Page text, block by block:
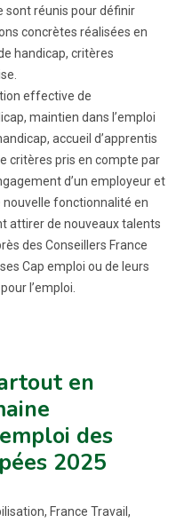
sont réunis pour définir
concrètes réalisées en
handicap, critères
effective de
maintien dans l’emploi
accueil d’apprentis
critères pris en compte par
d’un employeur et
fonctionnalité en
attirer de nouveaux talents
des Conseillers France
Cap emploi ou de leurs
l’emploi.
en
des
2025
France Travail,